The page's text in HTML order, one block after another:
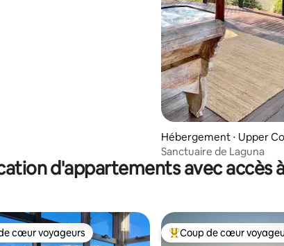
Hébergement ⋅ Upper
Sanctuaire de Laguna
d'appartements avec accès
cœur voyageurs les plus appréciés
cœur voyageurs Coups de cœur
Coup de cœur